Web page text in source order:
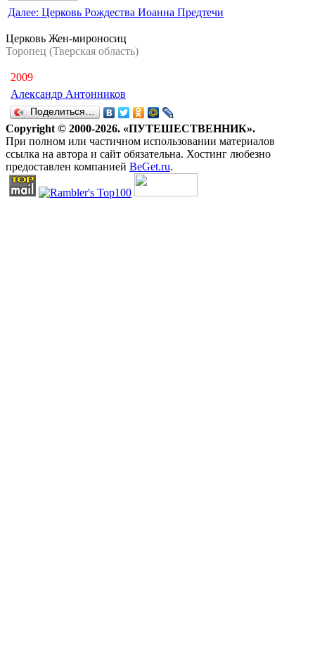
Далее: Церковь Рождества Иоанна Предтечи
Церковь Жен-мироносиц
Торопец (Тверская область)
2009
Александр Антонников
Поделиться…
Copyright © 2000-2026. «ПУТЕШЕСТВЕННИК».
При полном или частичном использовании материалов
ссылка на автора и сайт обязательна. Хостинг любезно
предоставлен компанией BeGet.ru.